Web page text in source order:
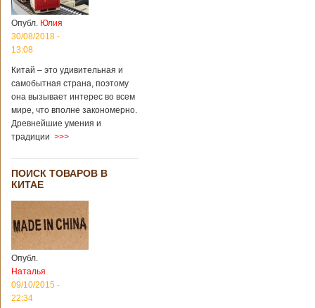
Опубл. Юлия
30/08/2018 -
13:08
Китай – это удивительная и
самобытная страна, поэтому
она вызывает интерес во всем
мире, что вполне закономерно.
Древнейшие умения и
традиции >>>
ПОИСК ТОВАРОВ В
КИТАЕ
Опубл.
Наталья
09/10/2015 -
22:34